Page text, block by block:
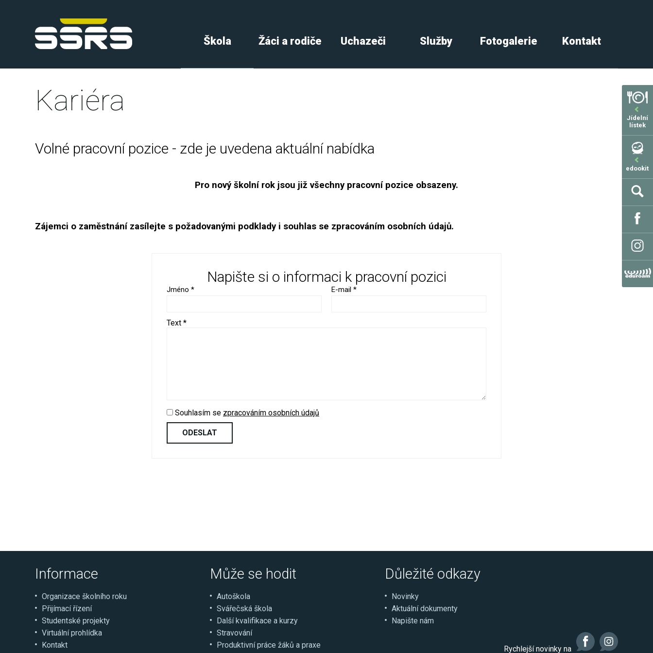
Jídelní
lístek
edookit
Škola Žáci a rodiče Uchazeči Služby Fotogalerie Kontakt
Kariéra
Volné pracovní pozice - zde je uvedena aktuální nabídka
Pro nový školní rok jsou již všechny pracovní pozice obsazeny.
Zájemci o zaměstnání zasílejte s požadovanými podklady i souhlas se zpracováním osobních údajů.
Napište si o informaci k pracovní pozici
Jméno * E-mail *
Text *
Souhlasím se zpracováním osobních údajů
Informace
Organizace školního roku
Přijímací řízení
Studentské projekty
Virtuální prohlídka
Kontakt
Může se hodit
Autoškola
Svářečská škola
Další kvalifikace a kurzy
Stravování
Produktivní práce žáků a praxe
Důležité odkazy
Novinky
Aktuální dokumenty
Napište nám
Rychlejší novinky na